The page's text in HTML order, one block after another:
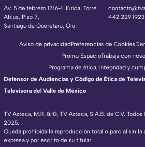
Av. 5 de febrero 1716-1 Júrica, Torre
Altius, Piso 7,
Santiago de Querétaro, Qro.
442 229
TV Azteca, M.R. & ©, TV Azteca, S.A.B. de C.V.
2025.
Queda prohibida la reproducción total o parcial sin la
expresa y por escrito de su titular.
Aviso de privacidadPreferencias de Cookies
Promo EspacioTrabaja con
Programa de ética, integridad y
Defensor de Audiencias y Código de Ética de
Televisora del Valle de México